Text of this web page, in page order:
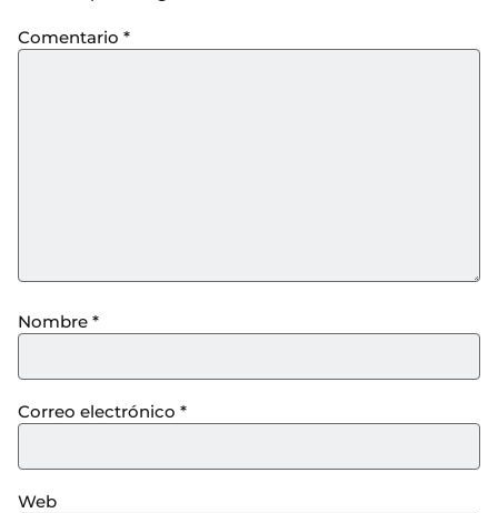
Comentario *
Nombre *
Correo electrónico *
Web